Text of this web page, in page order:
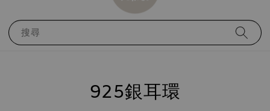
搜尋
925銀耳環